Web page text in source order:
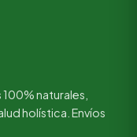
naturales,
holística. Envíos